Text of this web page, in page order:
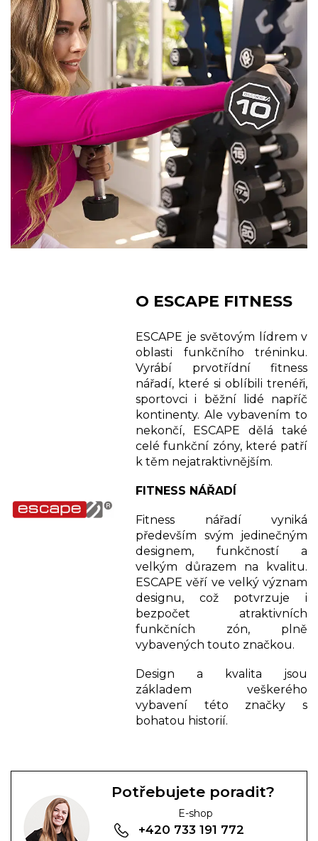
O ESCAPE FITNESS
ESCAPE je světovým lídrem v
oblasti funkčního tréninku.
Vyrábí prvotřídní fitness
nářadí, které si oblíbili trenéři,
sportovci i běžní lidé napříč
kontinenty. Ale vybavením to
nekončí, ESCAPE dělá také
celé funkční zóny, které patří
k těm nejatraktivnějším.
FITNESS NÁŘADÍ
Fitness nářadí vyniká
především svým jedinečným
designem, funkčností a
velkým důrazem na kvalitu.
ESCAPE věří ve velký význam
designu, což potvrzuje i
bezpočet atraktivních
funkčních zón, plně
vybavených touto značkou.
Design a kvalita jsou
základem veškerého
vybavení této značky s
bohatou historií.
Potřebujete poradit?
E-shop
+420 733 191 772